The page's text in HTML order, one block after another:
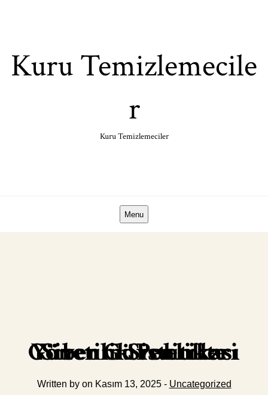
Kuru Temizlemecile
r
Kuru Temizlemeciler
Menu
Siber Güvenlikte Güvenlik Politikası Yönetim Sistemleri
Written by on Kasım 13, 2025 - Uncategorized